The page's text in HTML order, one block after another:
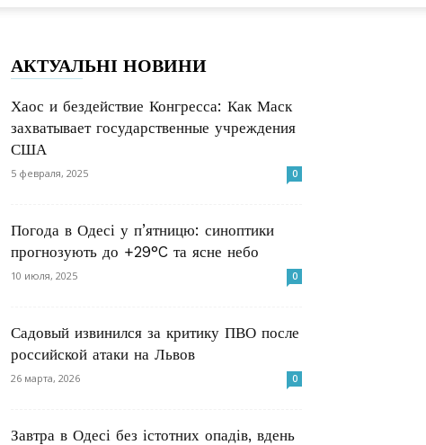
АКТУАЛЬНІ НОВИНИ
Хаос и бездействие Конгресса: Как Маск
захватывает государственные учреждения
США
5 февраля, 2025 0
Погода в Одесі у п’ятницю: синоптики
прогнозують до +29°C та ясне небо
10 июля, 2025 0
Садовый извинился за критику ПВО после
российской атаки на Львов
26 марта, 2026 0
Завтра в Одесі без істотних опадів, вдень